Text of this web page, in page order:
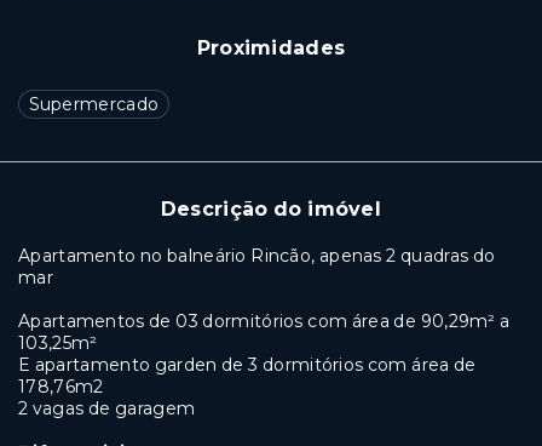
Proximidades
Supermercado
Descrição do imóvel
Apartamento no balneário Rincão, apenas 2 quadras do
mar
Apartamentos de 03 dormitórios com área de 90,29m² a
103,25m²
E apartamento garden de 3 dormitórios com área de
178,76m2
2 vagas de garagem